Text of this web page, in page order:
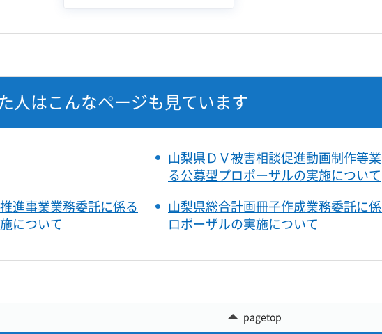
人はこんなページも見ています
山梨県ＤＶ被害相談促進動画制作等
る公募型プロポーザルの実施について
進事業業務委託に係る
について
山梨県総合計画冊子作成業務委託に
ロポーザルの実施について
pagetop